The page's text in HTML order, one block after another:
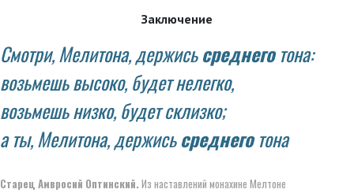
Заключение
Смотри, Мелитона, держисьсреднеготона:
возьмешь высоко, будет нелегко,
возьмешь низко, будет склизко;
а ты, Мелитона, держисьсреднеготона
Старец Амвросий Оптинский. Из наставлений монахине Мелтоне